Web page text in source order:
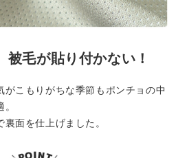
被毛が貼り付かない！
がこもりがちな季節もポンチョの中
面を仕上げました。